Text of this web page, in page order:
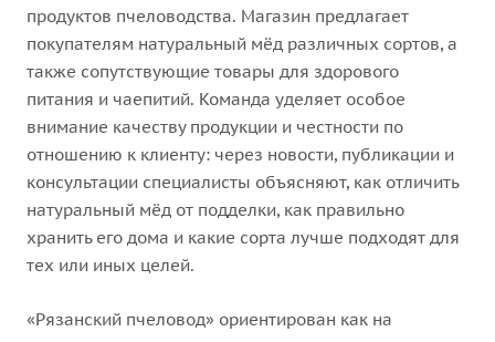
продуктов пчеловодства. Магазин предлагает
покупателям натуральный мёд различных сортов, а
также сопутствующие товары для здорового
питания и чаепитий. Команда уделяет особое
внимание качеству продукции и честности по
отношению к клиенту: через новости, публикации и
консультации специалисты объясняют, как отличить
натуральный мёд от подделки, как правильно
хранить его дома и какие сорта лучше подходят для
тех или иных целей.
«Рязанский пчеловод» ориентирован как на